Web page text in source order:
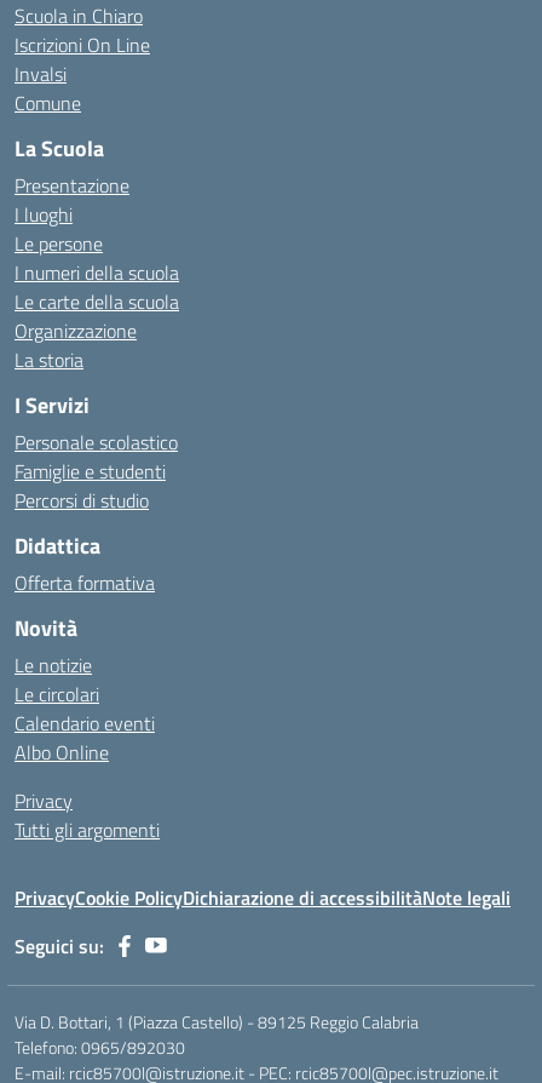
Scuola in Chiaro
Iscrizioni On Line
Invalsi
Comune
La Scuola
Presentazione
I luoghi
Le persone
I numeri della scuola
Le carte della scuola
Organizzazione
La storia
I Servizi
Personale scolastico
Famiglie e studenti
Percorsi di studio
Didattica
Offerta formativa
Novità
Le notizie
Le circolari
Calendario eventi
Albo Online
Privacy
Tutti gli argomenti
PrivacyCookie PolicyDichiarazione di accessibilitàNote legali
Seguici su:
Via D. Bottari, 1 (Piazza Castello) - 89125 Reggio Calabria
Telefono: 0965/892030
E-mail: rcic85700l@istruzione.it - PEC: rcic85700l@pec.istruzione.it